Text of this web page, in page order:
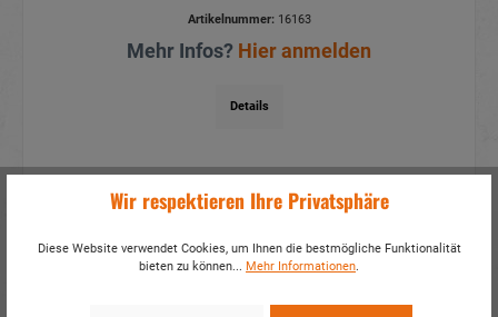
Artikelnummer:16163
Mehr Infos? Hier anmelden
Details
Neu
Wir respektieren Ihre Privatsphäre
Diese Website verwendet Cookies, um Ihnen die bestmögliche Funktionalität
bieten zu können... Mehr Informationen.